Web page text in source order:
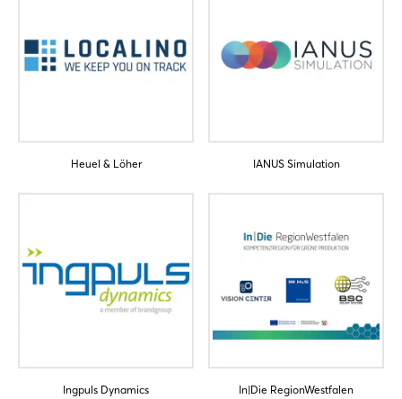
Heuel & Löher IANUS Simulation
Ingpuls Dynamics In|Die RegionWestfalen